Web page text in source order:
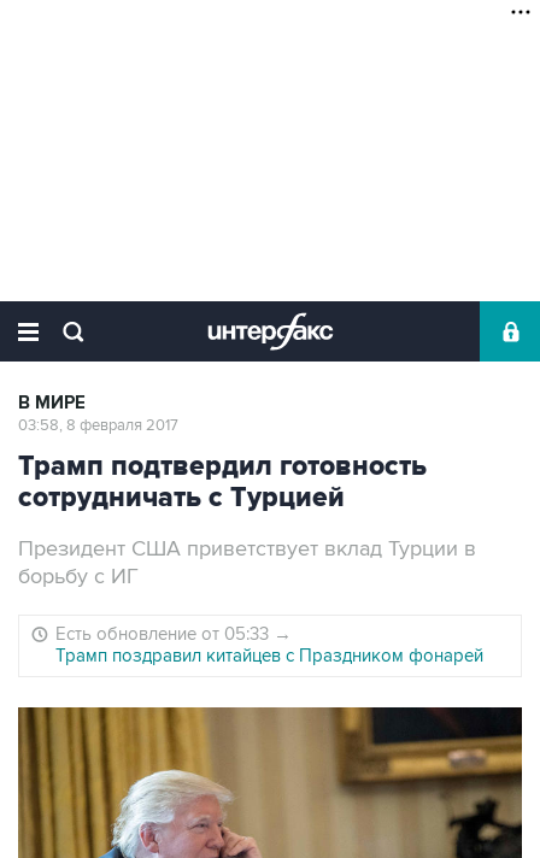
В МИРЕ
03:58, 8 февраля 2017
Трамп подтвердил готовность
сотрудничать с Турцией
Президент США приветствует вклад Турции в
борьбу с ИГ
Есть обновление от 05:33 →
Трамп поздравил китайцев с Праздником фонарей